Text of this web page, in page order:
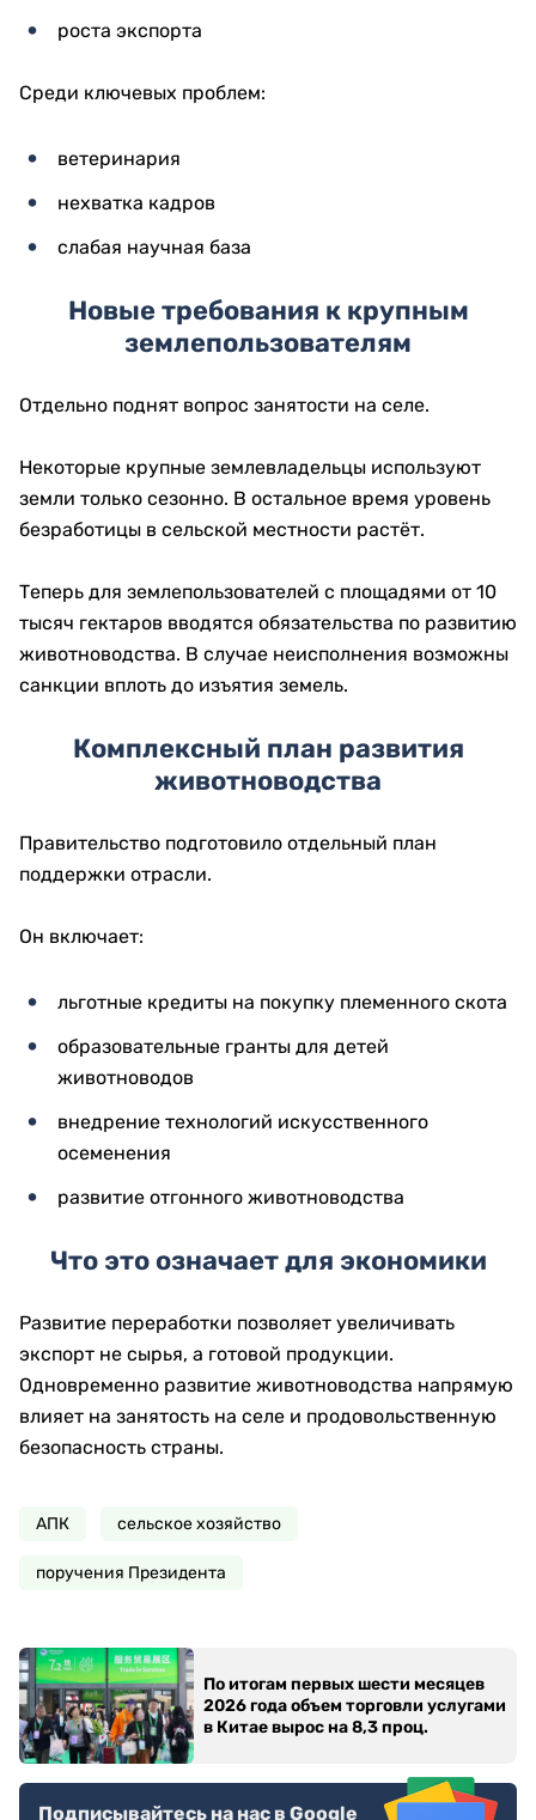
роста экспорта
Среди ключевых проблем:
ветеринария
нехватка кадров
слабая научная база
Новые требования к крупным
землепользователям
Отдельно поднят вопрос занятости на селе.
Некоторые крупные землевладельцы используют
земли только сезонно. В остальное время уровень
безработицы в сельской местности растёт.
Теперь для землепользователей с площадями от 10
тысяч гектаров вводятся обязательства по развитию
животноводства. В случае неисполнения возможны
санкции вплоть до изъятия земель.
Комплексный план развития
животноводства
Правительство подготовило отдельный план
поддержки отрасли.
Он включает:
льготные кредиты на покупку племенного скота
образовательные гранты для детей
животноводов
внедрение технологий искусственного
осеменения
развитие отгонного животноводства
Что это означает для экономики
Развитие переработки позволяет увеличивать
экспорт не сырья, а готовой продукции.
Одновременно развитие животноводства напрямую
влияет на занятость на селе и продовольственную
безопасность страны.
АПК сельское хозяйство
поручения Президента
По итогам первых шести месяцев
2026 года объем торговли услугами
в Китае вырос на 8,3 проц.
Подписывайтесь на нас в Google